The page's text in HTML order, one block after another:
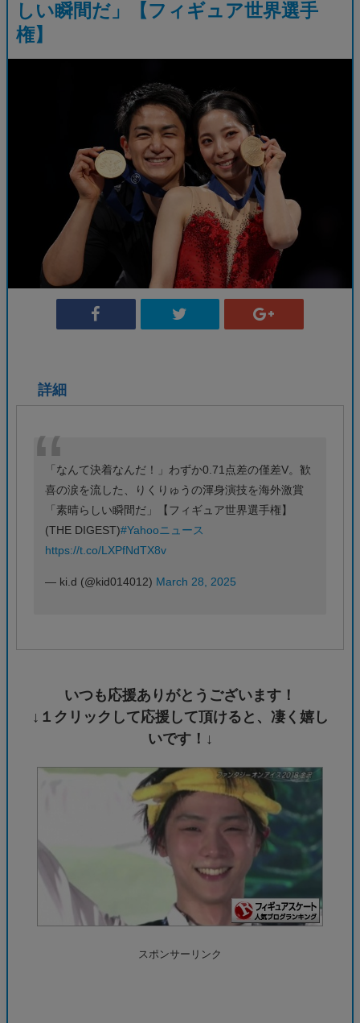
しい瞬間だ」【フィギュア世界選手
権】
詳細
「なんて決着なんだ！」わずか0.71点差の僅差V。歓
喜の涙を流した、りくりゅうの渾身演技を海外激賞
「素晴らしい瞬間だ」【フィギュア世界選手権】
(THE DIGEST)#Yahooニュース
https://t.co/LXPfNdTX8v
— ki.d (@kid014012) March 28, 2025
いつも応援ありがとうございます！
↓１クリックして応援して頂けると、凄く嬉し
いです！↓
スポンサーリンク